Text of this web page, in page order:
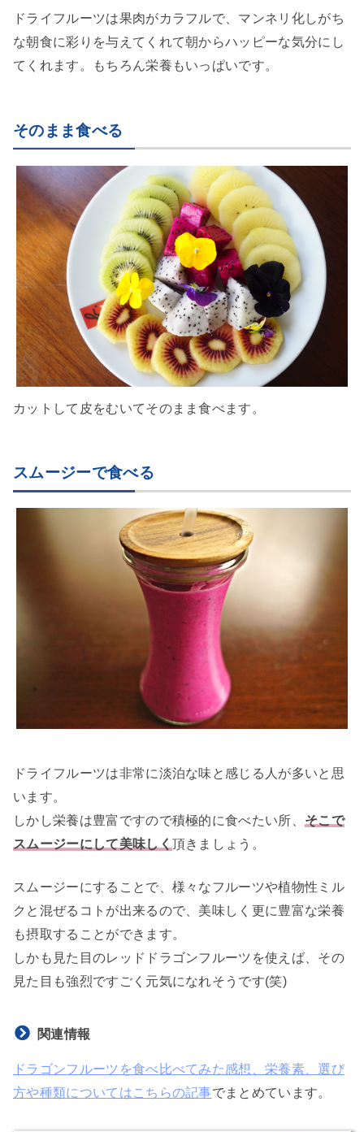
ドライフルーツは果肉がカラフルで、マンネリ化しがち
な朝食に彩りを与えてくれて朝からハッピーな気分にし
てくれます。もちろん栄養もいっぱいです。
そのまま食べる
カットして皮をむいてそのまま食べます。
スムージーで食べる
ドライフルーツは非常に淡泊な味と感じる人が多いと思
います。
しかし栄養は豊富ですので積極的に食べたい所、 そこで
スムージーにして美味しく 頂きましょう。
スムージーにすることで、様々なフルーツや植物性ミル
クと混ぜるコトが出来るので、美味しく更に豊富な栄養
も摂取することができます。
しかも見た目のレッドドラゴンフルーツを使えば、その
見た目も強烈ですごく元気になれそうです(笑)
関連情報
ドラゴンフルーツを食べ比べてみた感想、栄養素、選び
方や種類についてはこちらの記事でまとめています。